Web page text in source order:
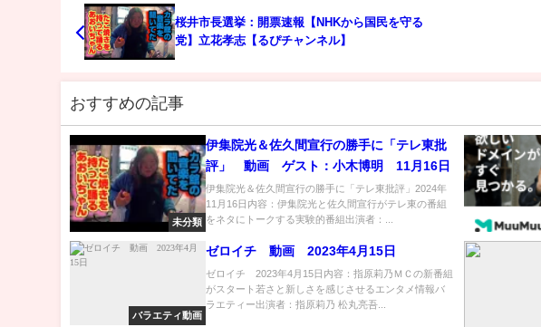
桜井市長選挙：開票速報【NHKから国民を守る
党】立花孝志【るぴチャンネル】
おすすめの記事
未分類
伊集院光＆佐久間宣行の勝手に「テレ東批
評」 動画 ゲスト：小木博明 11月16日
伊集院光＆佐久間宣行の勝手に「テレ東批評」2024年
11月16日内容：伊集院光と佐久間宣行がテレ東の番組
をネタにトークする実験的番組出演者：...
バラエティ動画
ゼロイチ 動画 2023年4月15日
ゼロイチ 2023年4月15日内容：指原莉乃ＭＣの新番組
がスタート若さと新しさを感じさせるエンタメ情報バ
ラエティー出演者：指原莉乃 松丸亮吾...